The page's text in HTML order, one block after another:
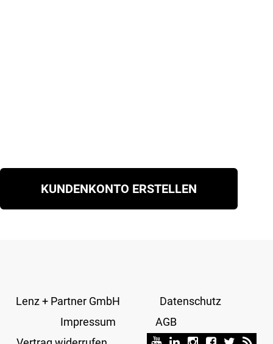
KUNDENKONTO ERSTELLEN
Lenz + Partner GmbH
Datenschutz
Impressum
AGB